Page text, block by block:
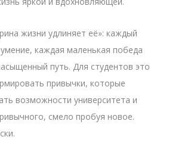
жизни удлиняет её»: каждый
каждая маленькая победа
путь. Для студентов это
привычки, которые
возможности университета и
смело пробуя новое.